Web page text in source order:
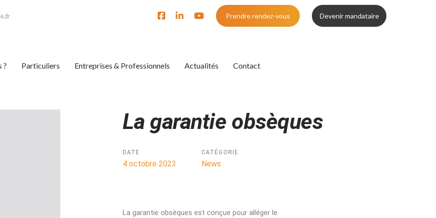
Prendre rendez-vous Devenir mandataire
? Particuliers Entreprises & Professionnels Actualités Contact
La garantie obsèques
DATE
4 octobre 2023
CATÉGORIE
News
La garantie obsèques est conçue pour alléger le